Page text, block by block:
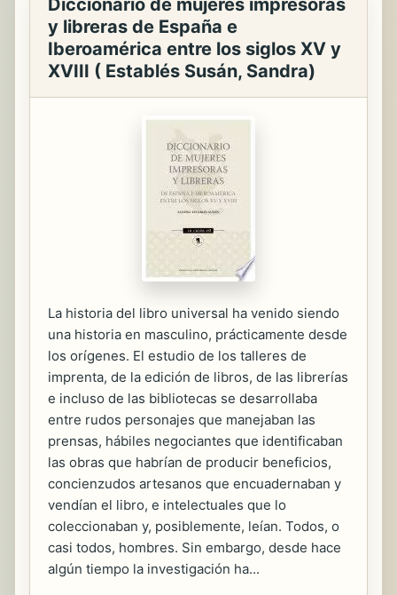
Diccionario de mujeres impresoras
y libreras de España e
Iberoamérica entre los siglos XV y
XVIII ( Establés Susán, Sandra)
La historia del libro universal ha venido siendo
una historia en masculino, prácticamente desde
los orígenes. El estudio de los talleres de
imprenta, de la edición de libros, de las librerías
e incluso de las bibliotecas se desarrollaba
entre rudos personajes que manejaban las
prensas, hábiles negociantes que identificaban
las obras que habrían de producir beneficios,
concienzudos artesanos que encuadernaban y
vendían el libro, e intelectuales que lo
coleccionaban y, posiblemente, leían. Todos, o
casi todos, hombres. Sin embargo, desde hace
algún tiempo la investigación ha...